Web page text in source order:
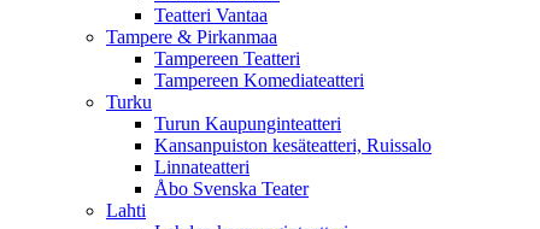
Teatteri Vantaa
Tampere & Pirkanmaa
Tampereen Teatteri
Tampereen Komediateatteri
Turku
Turun Kaupunginteatteri
Kansanpuiston kesäteatteri, Ruissalo
Linnateatteri
Åbo Svenska Teater
Lahti